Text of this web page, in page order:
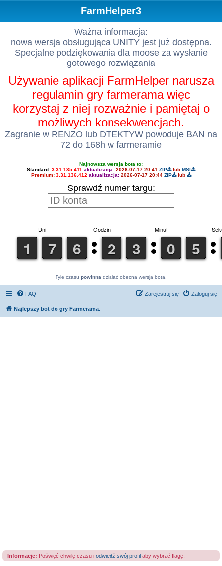
FarmHelper3
Ważna informacja:
nowa wersja obsługująca UNITY jest już dostępna.
Specjalne podziękowania dla moose za wysłanie
gotowego rozwiązania
Używanie aplikacji FarmHelper narusza
regulamin gry farmerama więc
korzystaj z niej rozważnie i pamiętaj o
możliwych konsekwencjach.
Zagranie w RENZO lub DTEKTYW powoduje BAN na
72 do 168h w farmeramie
Najnowsza wersja bota to:
Standard: 3.31.135.411 aktualizacja: 2026-07-17 20:41 ZIP lub MSI
Premium: 3.31.136.412 aktualizacja: 2026-07-17 20:44 ZIP lub
Sprawdź numer targu:
Tyle czasu powinna działać obecna wersja bota.
FAQ Zaloguj się
Zarejestruj się
Najlepszy bot do gry Farmerama.
Informacje: Poświęć chwilę czasu i odwiedź swój profil aby wybrać flagę.